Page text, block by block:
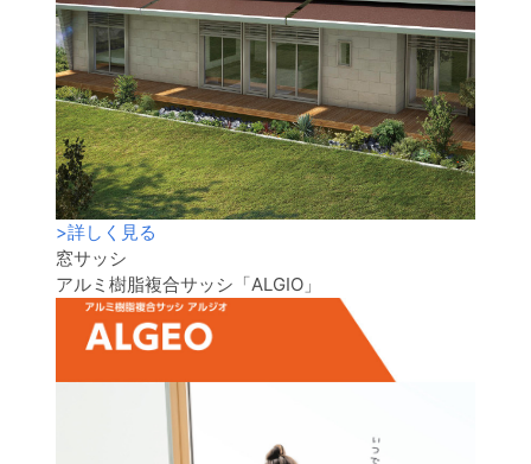
>詳しく見る
窓サッシ
アルミ樹脂複合サッシ「ALGIO」